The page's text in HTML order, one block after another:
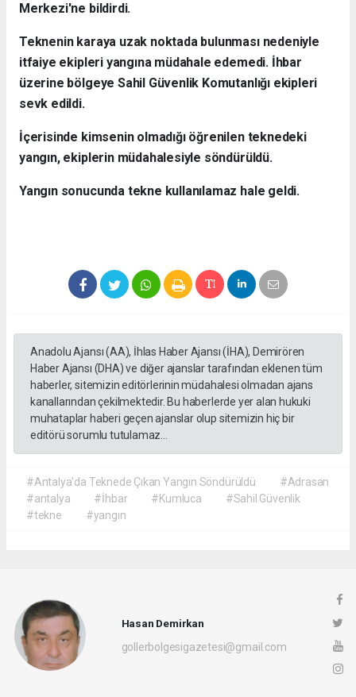
Merkezi'ne bildirdi.
Teknenin karaya uzak noktada bulunması nedeniyle
itfaiye ekipleri yangına müdahale edemedi. İhbar
üzerine bölgeye Sahil Güvenlik Komutanlığı ekipleri
sevk edildi.
İçerisinde kimsenin olmadığı öğrenilen teknedeki
yangın, ekiplerin müdahalesiyle söndürüldü.
Yangın sonucunda tekne kullanılamaz hale geldi.
Anadolu Ajansı (AA), İhlas Haber Ajansı (İHA), Demirören
Haber Ajansı (DHA) ve diğer ajanslar tarafından eklenen tüm
haberler, sitemizin editörlerinin müdahalesi olmadan ajans
kanallarından çekilmektedir. Bu haberlerde yer alan hukuki
muhataplar haberi geçen ajanslar olup sitemizin hiç bir
editörü sorumlu tutulamaz...
#Antalya'da Teknede Çıkan Yangın Söndürüldü
#Adrasan
#antalya
#İhbar #Kumluca
#Sahil Güvenlik
#tekne
#yangın
Hasan Demirkan
gollerbolgesigazetesi@gmail.com